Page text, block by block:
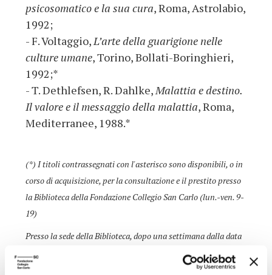
psicosomatico e la sua cura, Roma, Astrolabio,
1992;
- F. Voltaggio,L’arte della guarigione nelle
culture umane, Torino, Bollati-Boringhieri,
1992;*
- T. Dethlefsen, R. Dahlke,Malattia e destino.
Il valore e il messaggio della malattia, Roma,
Mediterranee, 1988.*
(*) I titoli contrassegnati con l'asterisco sono disponibili, o in
corso di acquisizione, per la consultazione e il prestito presso
la Biblioteca della Fondazione Collegio San Carlo (lun.-ven. 9-
19)
Presso la sede della Biblioteca, dopo una settimana dalla data
della conferenza, è possibile ascoltarne la registrazione.